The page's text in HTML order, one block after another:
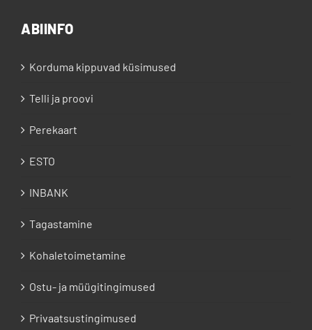
ABIINFO
Korduma kippuvad küsimused
Telli ja proovi
Perekaart
ESTO
INBANK
Tagastamine
Kohaletoimetamine
Ostu- ja müügitingimused
Privaatsustingimused